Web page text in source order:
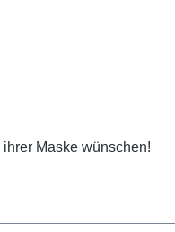
ihrer Maske wünschen!